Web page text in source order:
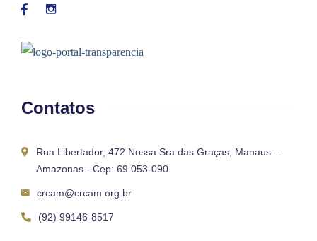
Contatos
Rua Libertador, 472 Nossa Sra das Graças, Manaus –
Amazonas - Cep: 69.053-090
crcam@crcam.org.br
(92) 99146-8517